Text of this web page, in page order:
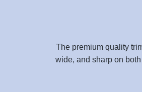
The premium quality
wide, and sharp on